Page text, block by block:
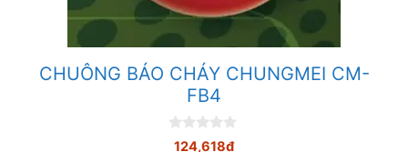
CHUÔNG BÁO CHÁY CHUNGMEI CM-
FB4
0124,618₫